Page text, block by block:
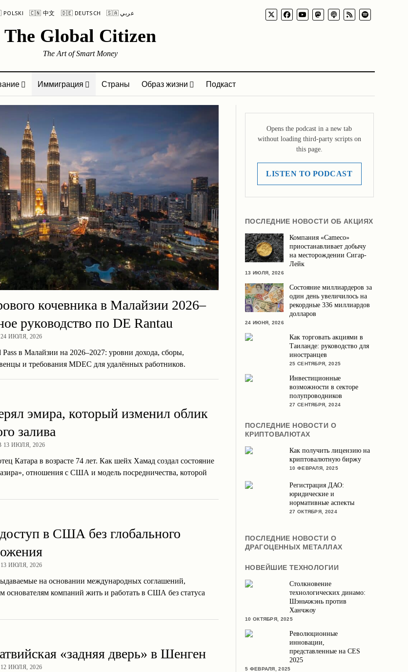
🇨🇳 中文 🇩🇪 DEUTSCH 🇸🇦 عربي
The Global Citizen
The Art of Smart Money
Иммиграция Страны Образ жизни Подкаст
кочевника в Малайзии 2026–
руководство по DE Rantau
ИЮЛЯ, 2026
Pass в Малайзии на 2026–2027: уровни дохода, сборы,
и требования MDEC для удалённых работников.
эмира, который изменил облик
залива
13 ИЮЛЯ, 2026
Катара в возрасте 74 лет. Как шейх Хамад создал состояние
отношения с США и модель посредничества, которой
в США без глобального
ИЮЛЯ, 2026
на основании международных соглашений,
основателям компаний жить и работать в США без статуса
«задняя дверь» в Шенген
ИЮЛЯ, 2026
Opens the podcast in a new tab
without loading third-party scripts on
this page.
LISTEN TO PODCAST
ПОСЛЕДНИЕ НОВОСТИ ОБ АКЦИЯХ
Компания «Cameco»
приостанавливает добычу
на месторождении Сигар-
Лейк
13 ИЮЛЯ, 2026
Состояние миллиардеров за
один день увеличилось на
рекордные 336 миллиардов
долларов
24 ИЮНЯ, 2026
Как торговать акциями в
Таиланде: руководство для
иностранцев
25 СЕНТЯБРЯ, 2025
Инвестиционные
возможности в секторе
полупроводников
27 СЕНТЯБРЯ, 2024
ПОСЛЕДНИЕ НОВОСТИ О
КРИПТОВАЛЮТАХ
Как получить лицензию на
криптовалютную биржу
10 ФЕВРАЛЯ, 2025
Регистрация ДАО:
юридические и
нормативные аспекты
27 ОКТЯБРЯ, 2024
ПОСЛЕДНИЕ НОВОСТИ О
ДРАГОЦЕННЫХ МЕТАЛЛАХ
НОВЕЙШИЕ ТЕХНОЛОГИИ
Столкновение
технологических динамо:
Шэньчжэнь против
Ханчжоу
10 ОКТЯБРЯ, 2025
Революционные
инновации,
представленные на CES
2025
5 ФЕВРАЛЯ, 2025